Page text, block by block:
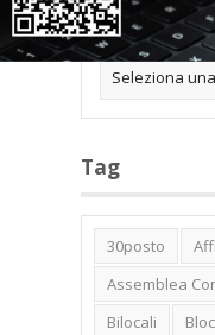
Tag
30posto
Assemblea
Bilocali